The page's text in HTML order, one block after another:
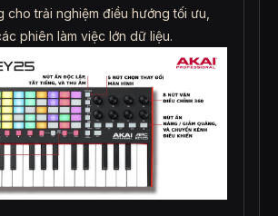
cho trải nghiệm điều hướng tối ưu,
phiên làm việc lớn dữ liệu.